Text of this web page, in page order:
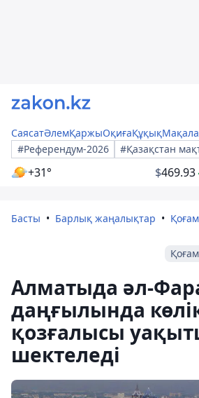
СаясатӘлемҚаржыОқиғаҚұқық
#Референдум-2026
#Қазақстан
+31° $469.93
Басты Барлық жаңалықтар
Қоғам
Алматыда әл-
даңғылында
қозғалысы
шектеледі